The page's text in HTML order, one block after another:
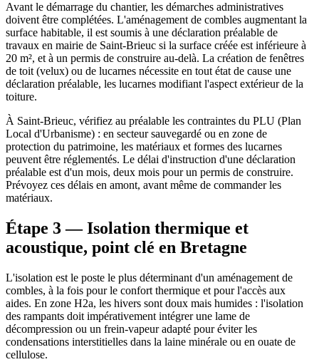
Avant le démarrage du chantier, les démarches administratives
doivent être complétées. L'aménagement de combles augmentant la
surface habitable, il est soumis à une déclaration préalable de
travaux en mairie de Saint-Brieuc si la surface créée est inférieure à
20 m², et à un permis de construire au-delà. La création de fenêtres
de toit (velux) ou de lucarnes nécessite en tout état de cause une
déclaration préalable, les lucarnes modifiant l'aspect extérieur de la
toiture.
À Saint-Brieuc, vérifiez au préalable les contraintes du PLU (Plan
Local d'Urbanisme) : en secteur sauvegardé ou en zone de
protection du patrimoine, les matériaux et formes des lucarnes
peuvent être réglementés. Le délai d'instruction d'une déclaration
préalable est d'un mois, deux mois pour un permis de construire.
Prévoyez ces délais en amont, avant même de commander les
matériaux.
Étape 3 — Isolation thermique et
acoustique, point clé en Bretagne
L'isolation est le poste le plus déterminant d'un aménagement de
combles, à la fois pour le confort thermique et pour l'accès aux
aides. En zone H2a, les hivers sont doux mais humides : l'isolation
des rampants doit impérativement intégrer une lame de
décompression ou un frein-vapeur adapté pour éviter les
condensations interstitielles dans la laine minérale ou en ouate de
cellulose.